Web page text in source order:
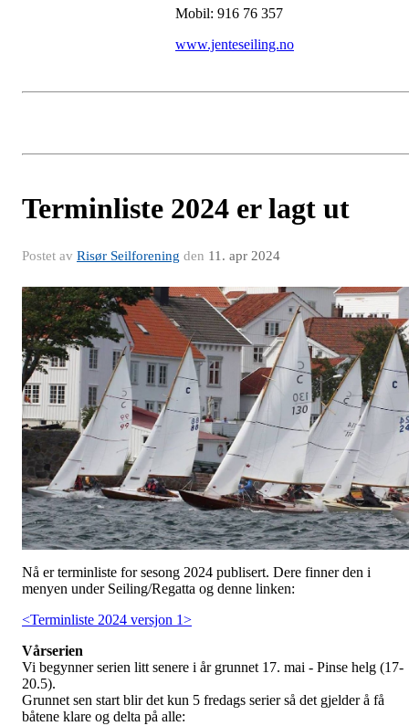
Mobil: 916 76 357
www.jenteseiling.no
Terminliste 2024 er lagt ut
Postet av Risør Seilforening den 11. apr 2024
Nå er terminliste for sesong 2024 publisert. Dere finner den i
menyen under Seiling/Regatta og denne linken:
<Terminliste 2024 versjon 1>
Vårserien
Vi begynner serien litt senere i år grunnet 17. mai - Pinse helg (17-
20.5).
Grunnet sen start blir det kun 5 fredags serier så det gjelder å få
båtene klare og delta på alle: